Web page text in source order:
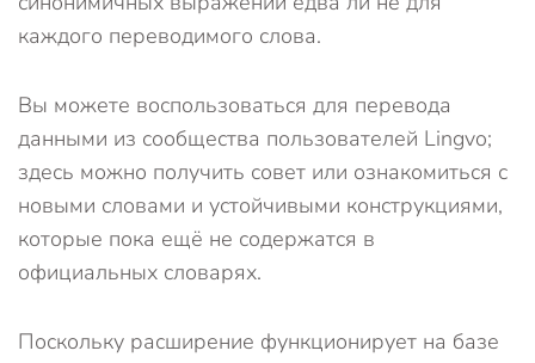
каждого переводимого слова.
Вы можете воспользоваться для перевода
данными из сообщества пользователей Lingvo;
здесь можно получить совет или ознакомиться с
новыми словами и устойчивыми конструкциями,
которые пока ещё не содержатся в
официальных словарях.
Поскольку расширение функционирует на базе